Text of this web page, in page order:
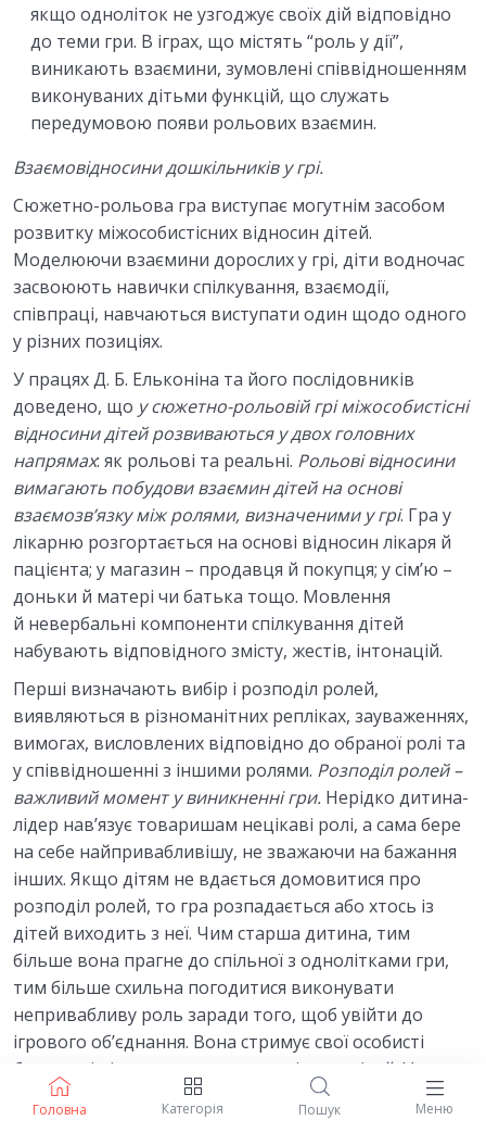
Головна Категорія Пошук Меню
якщо одноліток не узгоджує своїх дій відповідно
до теми гри. В іграх, що містять “роль у дії”,
виникають взаємини, зумовлені співвідношенням
виконуваних дітьми функцій, що служать
передумовою появи рольових взаємин.
Взаємовідносини дошкільників у грі.
Сюжетно-рольова гра виступає могутнім засобом
розвитку міжособистісних відносин дітей.
Моделюючи взаємини дорослих у грі, діти водночас
засвоюють навички спілкування, взаємодії,
співпраці, навчаються виступати один щодо одного
у різних позиціях.
У працях Д. Б. Ельконіна та його послідовників
доведено, що у сюжетно-рольовій грі міжособистісні
відносини дітей розвиваються у двох головних
напрямах: як рольові та реальні. Рольові відносини
вимагають побудови взаємин дітей на основі
взаємозв’язку між ролями, визначеними у грі. Гра у
лікарню розгортається на основі відносин лікаря й
пацієнта; у магазин – продавця й покупця; у сім’ю –
доньки й матері чи батька тощо. Мовлення
й невербальні компоненти спілкування дітей
набувають відповідного змісту, жестів, інтонацій.
Перші визначають вибір і розподіл ролей,
виявляються в різноманітних репліках, зауваженнях,
вимогах, висловлених відповідно до обраної ролі та
у співвідношенні з іншими ролями. Розподіл ролей –
важливий момент у виникненні гри. Нерідко дитина-
лідер нав’язує товаришам нецікаві ролі, а сама бере
на себе найпривабливішу, не зважаючи на бажання
інших. Якщо дітям не вдається домовитися про
розподіл ролей, то гра розпадається або хтось із
дітей виходить з неї. Чим старша дитина, тим
більше вона прагне до спільної з однолітками гри,
тим більше схильна погодитися виконувати
непривабливу роль заради того, щоб увійти до
ігрового об’єднання. Вона стримує свої особисті
бажання і підкоряється вимогам інших дітей. У
виборі партнерів для спільних ігор дошкільники
керуються своїми симпатіями, етичними якостями